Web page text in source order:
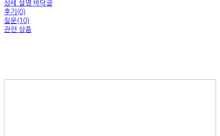
상세 설명 바닥글
후기(0)
질문(10)
관련 상품